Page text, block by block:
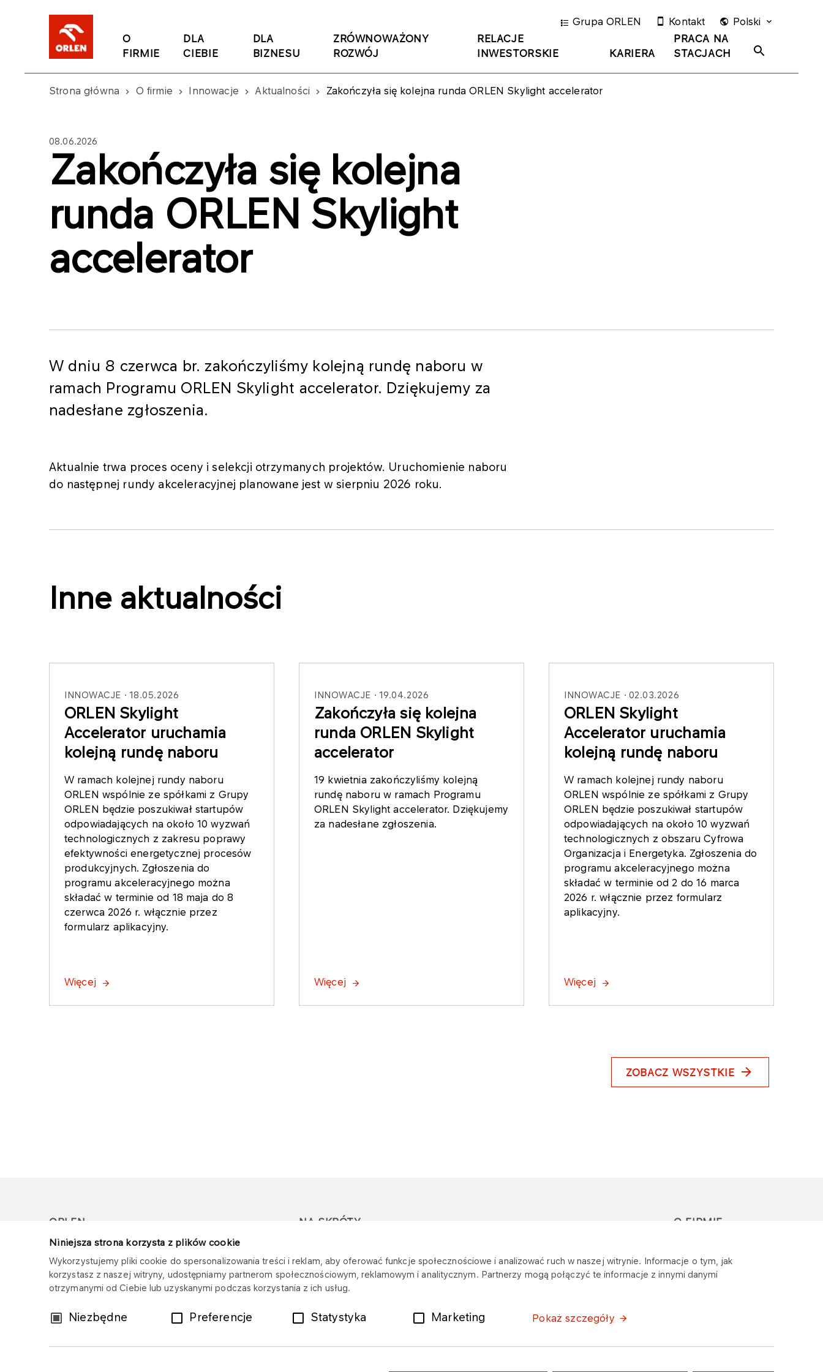
Niniejsza strona korzysta z plików cookie
Wykorzystujemy pliki cookie do spersonalizowania treści i reklam, aby oferować funkcje społecznościowe i analizować ruch w naszej witrynie. Informacje o tym, jak
korzystasz z naszej witryny, udostępniamy partnerom społecznościowym, reklamowym i analitycznym. Partnerzy mogą połączyć te informacje z innymi danymi
otrzymanymi od Ciebie lub uzyskanymi podczas korzystania z ich usług.
WybórNiezbędne Preferencje Statystyka Marketing Pokaż szczegóły
O
FIRMIE
DLA
CIEBIE
DLA
BIZNESU
ZRÓWNOWAŻONY
ROZWÓJ
RELACJE
INWESTORSKIE
KARIERA
PRACA NA
STACJACH
Grupa ORLEN Kontakt Polski
Strona główna O firmie Innowacje Aktualności Zakończyła się kolejna runda ORLEN Skylight accelerator
08.06.2026
Zakończyła się kolejna
runda ORLEN Skylight
accelerator
W dniu 8 czerwca br. zakończyliśmy kolejną rundę naboru w
ramach Programu ORLEN Skylight accelerator. Dziękujemy za
nadesłane zgłoszenia.
Aktualnie trwa proces oceny i selekcji otrzymanych projektów. Uruchomienie naboru
do następnej rundy akceleracyjnej planowane jest w sierpniu 2026 roku.
Inne aktualności
INNOWACJE 18.05.2026
ORLEN Skylight
Accelerator uruchamia
kolejną rundę naboru
W ramach kolejnej rundy naboru
ORLEN wspólnie ze spółkami z Grupy
ORLEN będzie poszukiwał startupów
odpowiadających na około 10 wyzwań
technologicznych z zakresu poprawy
efektywności energetycznej procesów
produkcyjnych. Zgłoszenia do
programu akceleracyjnego można
składać w terminie od 18 maja do 8
czerwca 2026 r. włącznie przez
formularz aplikacyjny.
Więcej
INNOWACJE 19.04.2026
Zakończyła się kolejna
runda ORLEN Skylight
accelerator
19 kwietnia zakończyliśmy kolejną
rundę naboru w ramach Programu
ORLEN Skylight accelerator. Dziękujemy
za nadesłane zgłoszenia.
Więcej
INNOWACJE 02.03.2026
ORLEN Skylight
Accelerator uruchamia
kolejną rundę naboru
W ramach kolejnej rundy naboru
ORLEN wspólnie ze spółkami z Grupy
ORLEN będzie poszukiwał startupów
odpowiadających na około 10 wyzwań
technologicznych z obszaru Cyfrowa
Organizacja i Energetyka. Zgłoszenia do
programu akceleracyjnego można
składać w terminie od 2 do 16 marca
2026 r. włącznie przez formularz
aplikacyjny.
Więcej
ZOBACZ WSZYSTKIE
ORLEN
Copyright © 1996-2026
Wszystkie prawa zastrzeżone
NA SKRÓTY
oszustwami
Mapa stacji
Dotacje
reklamację
O FIRMIE
Wymagania